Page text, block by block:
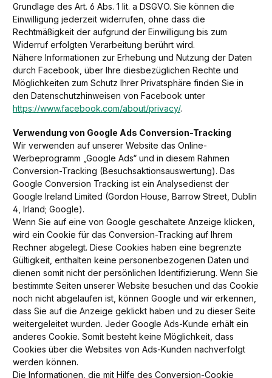
Grundlage des Art. 6 Abs. 1 lit. a DSGVO. Sie können die
Einwilligung jederzeit widerrufen, ohne dass die
Rechtmäßigkeit der aufgrund der Einwilligung bis zum
Widerruf erfolgten Verarbeitung berührt wird.
Nähere Informationen zur Erhebung und Nutzung der Daten
durch Facebook, über Ihre diesbezüglichen Rechte und
Möglichkeiten zum Schutz Ihrer Privatsphäre finden Sie in
den Datenschutzhinweisen von Facebook unter
https://www.facebook.com/about/privacy/.
Verwendung von Google Ads Conversion-Tracking
Wir verwenden auf unserer Website das Online-
Werbeprogramm „Google Ads“ und in diesem Rahmen
Conversion-Tracking (Besuchsaktionsauswertung). Das
Google Conversion Tracking ist ein Analysedienst der
Google Ireland Limited (Gordon House, Barrow Street, Dublin
4, Irland; Google).
Wenn Sie auf eine von Google geschaltete Anzeige klicken,
wird ein Cookie für das Conversion-Tracking auf Ihrem
Rechner abgelegt. Diese Cookies haben eine begrenzte
Gültigkeit, enthalten keine personenbezogenen Daten und
dienen somit nicht der persönlichen Identifizierung. Wenn Sie
bestimmte Seiten unserer Website besuchen und das Cookie
noch nicht abgelaufen ist, können Google und wir erkennen,
dass Sie auf die Anzeige geklickt haben und zu dieser Seite
weitergeleitet wurden. Jeder Google Ads-Kunde erhält ein
anderes Cookie. Somit besteht keine Möglichkeit, dass
Cookies über die Websites von Ads-Kunden nachverfolgt
werden können.
Die Informationen, die mit Hilfe des Conversion-Cookie